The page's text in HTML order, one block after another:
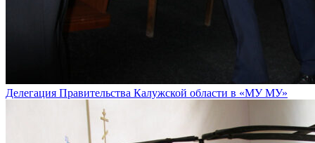
Делегация Правительства Калужской области в «МУ МУ»